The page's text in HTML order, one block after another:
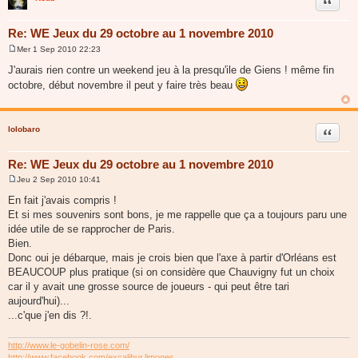
Re: WE Jeux du 29 octobre au 1 novembre 2010
s
s
e
Mer 1 Sep 2010 22:23
J'aurais rien contre un weekend jeu à la presqu'ile de Giens ! même fin
octobre, début novembre il peut y faire très beau
lolobaro
Re: WE Jeux du 29 octobre au 1 novembre 2010
Citer
e
s
s
a
g
e
Jeu 2 Sep 2010 10:41
En fait j'avais compris !
Et si mes souvenirs sont bons, je me rappelle que ça a toujours paru une
idée utile de se rapprocher de Paris.
Bien.
Donc oui je débarque, mais je crois bien que l'axe à partir d'Orléans est
BEAUCOUP plus pratique (si on considère que Chauvigny fut un choix
car il y avait une grosse source de joueurs - qui peut être tari
aujourd'hui)...
...c'que j'en dis ?!.
http://www.le-gobelin-rose.com/